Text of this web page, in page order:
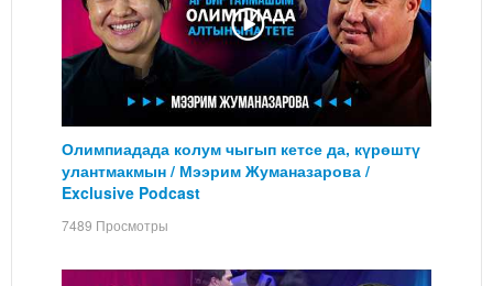
Олимпиадада колум чыгып кетсе да, күрөштү
улантмакмын / Мээрим Жуманазарова /
Exclusive Podcast
7489 Просмотры